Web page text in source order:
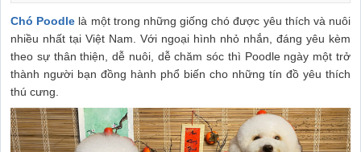
Chó Poodle là một trong những giống chó được yêu thích và nuôi
nhiều nhất tại Việt Nam. Với ngoại hình nhỏ nhắn, đáng yêu kèm
theo sự thân thiện, dễ nuôi, dễ chăm sóc thì Poodle ngày một trở
thành người bạn đồng hành phổ biến cho những tín đồ yêu thích
thú cưng.